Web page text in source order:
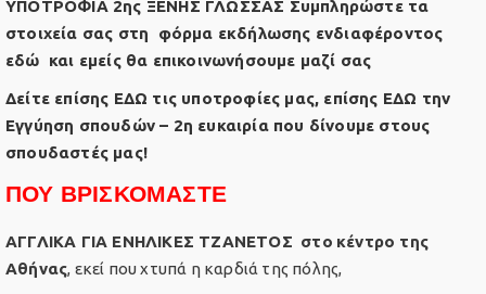
ΥΠΟΤΡΟΦΙΑ 2ης ΞΕΝΗΣ ΓΛΩΣΣΑΣ Συμπληρώστε τα
στοιχεία σας στη φόρμα εκδήλωσης ενδιαφέροντος
εδώ και εμείς θα επικοινωνήσουμε μαζί σας
Δείτε επίσης ΕΔΩ τις υποτροφίες μας, επίσης ΕΔΩ την
Εγγύηση σπουδών – 2η ευκαιρία που δίνουμε στους
σπουδαστές μας!
ΠΟΥ ΒΡΙΣΚΟΜΑΣΤΕ
ΑΓΓΛΙΚΑ ΓΙΑ ΕΝΗΛΙΚΕΣ ΤΖΑΝΕΤΟΣ στο κέντρο της
Αθήνας, εκεί που χτυπά η καρδιά της πόλης,